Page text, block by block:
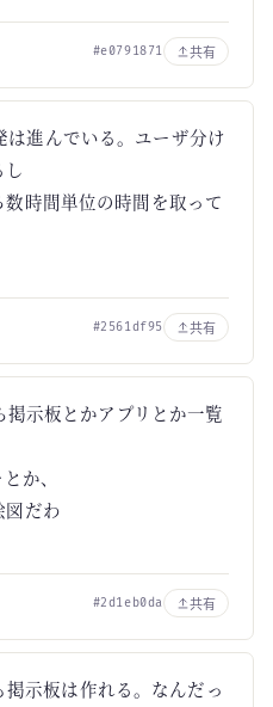
#e0791871 共有
進んでいる。ユーザ分け
時間単位の時間を取って
#2561df95 共有
示板とかアプリとか一覧
か、
図だわ
#2d1eb0da 共有
示板は作れる。なんだっ